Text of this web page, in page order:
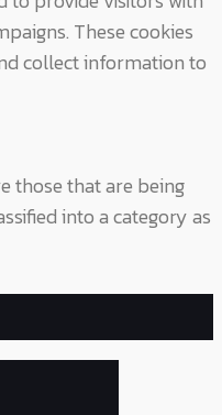
These cookies
collect information to
those that are being
into a category as